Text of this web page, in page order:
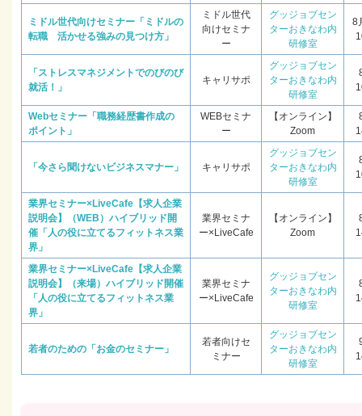
ミドル世代向けセミナー「ミドルの
転職 活かせる強みの見つけ方」
ミドル世代
向けセミナ
ー
グッジョブセン
ターおきなわ内
研修室
8
「ストレスマネジメントでのびのび
就活！」
キャリサポ
グッジョブセン
ターおきなわ内
研修室
Webセミナー「職務経歴書作成の
ポイント」
WEBセミナ
ー
【オンライン】
Zoom
「今さら聞けないビジネスマナー」 キャリサポ
グッジョブセン
ターおきなわ内
研修室
業界セミナー×LiveCafe【求人企業
説明会】（WEB）ハイブリッド開
催「人の役に立てるフィットネス業
界」
業界セミナ
ー×LiveCafe
【オンライン】
Zoom
業界セミナー×LiveCafe【求人企業
説明会】（来場）ハイブリッド開催
「人の役に立てるフィットネス業
界」
業界セミナ
ー×LiveCafe
グッジョブセン
ターおきなわ内
研修室
若者のための「お金のセミナー」
若者向けセ
ミナー
グッジョブセン
ターおきなわ内
研修室